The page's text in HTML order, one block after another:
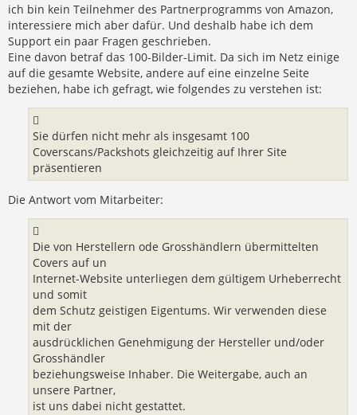
ich bin kein Teilnehmer des Partnerprogramms von Amazon,
interessiere mich aber dafür. Und deshalb habe ich dem
Support ein paar Fragen geschrieben.
Eine davon betraf das 100-Bilder-Limit. Da sich im Netz einige
auf die gesamte Website, andere auf eine einzelne Seite
beziehen, habe ich gefragt, wie folgendes zu verstehen ist:
Sie dürfen nicht mehr als insgesamt 100
Coverscans/Packshots gleichzeitig auf Ihrer Site
präsentieren
Die Antwort vom Mitarbeiter:
Die von Herstellern ode Grosshändlern übermittelten
Covers auf un
Internet-Website unterliegen dem gültigem Urheberrecht
und somit
dem Schutz geistigen Eigentums. Wir verwenden diese
mit der
ausdrücklichen Genehmigung der Hersteller und/oder
Grosshändler
beziehungsweise Inhaber. Die Weitergabe, auch an
unsere Partner,
ist uns dabei nicht gestattet.